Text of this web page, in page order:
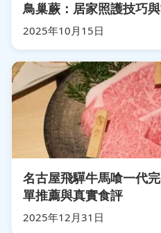
鳥巢蕨：居家照護技巧
2025年10月15日
名古屋飛驒牛馬喰一代
單推薦與真實食評
2025年12月31日